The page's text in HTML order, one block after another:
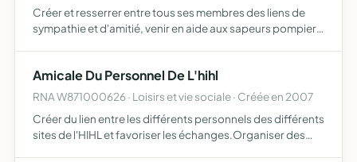
Créer et resserrer entre tous ses membres des liens de
sympathie et d'amitié, venir en aide aux sapeurs pompiers
Amicale Du Personnel De L'hihl
RNA W871000626 · Loisirs et vie sociale · Créée en 2007
Créer du lien entre les différents personnels des différents
sites de l'HIHL et favoriser les échanges.Organiser des